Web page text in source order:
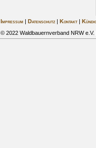
Impressum| Datenschutz| Kontakt|
© 2022 Waldbauernverband NRW e.V.